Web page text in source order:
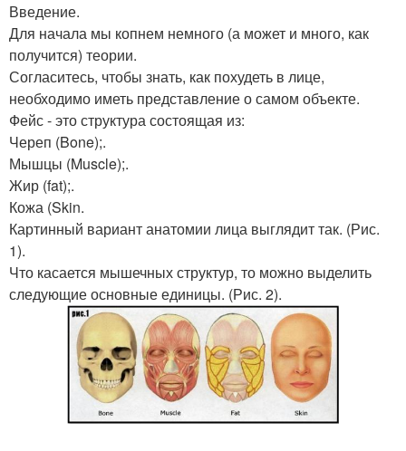
Введение.
Для начала мы копнем немного (а может и много, как
получится) теории.
Согласитесь, чтобы знать, как похудеть в лице,
необходимо иметь представление о самом объекте.
Фейс - это структура состоящая из:
Череп (Bone);.
Мышцы (Muscle);.
Жир (fat);.
Кожа (Skin.
Картинный вариант анатомии лица выглядит так. (Рис.
1).
Что касается мышечных структур, то можно выделить
следующие основные единицы. (Рис. 2).